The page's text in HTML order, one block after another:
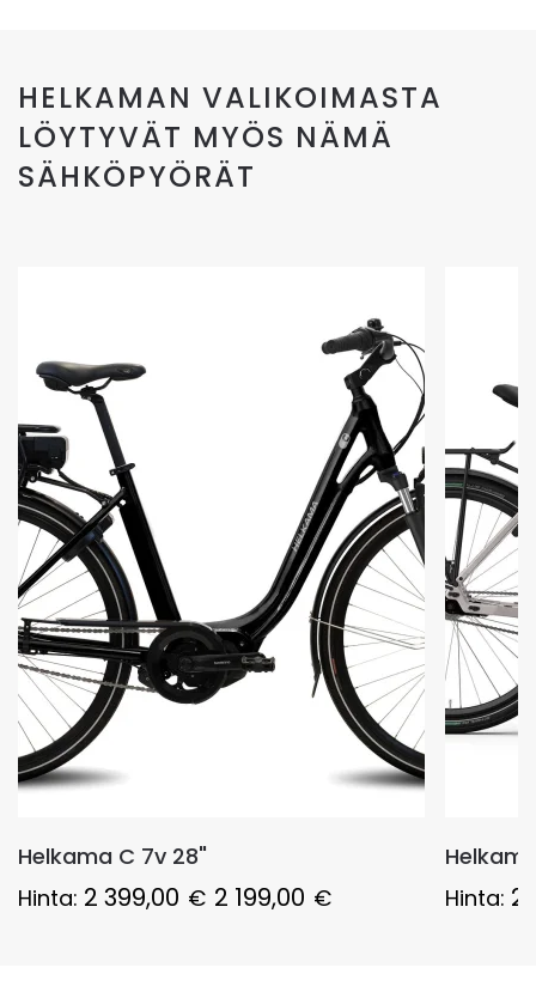
HELKAMAN VALIKOIMASTA
LÖYTYVÄT MYÖS NÄMÄ
SÄHKÖPYÖRÄT
Helkama C 7v 28"
Hinta: 2 399,00 € 2 199,00 €
Hinta: 2